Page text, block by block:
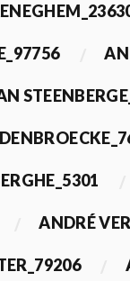
ANDRÉ